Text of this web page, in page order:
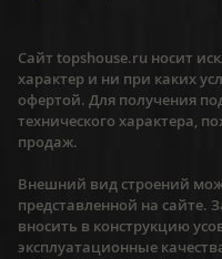
Сайт topshouse.ru носит
характер и ни при каких
офертой. Для получения
технического характера,
продаж.
Внешний вид строений
представленной на сайте.
вносить в конструкцию
эксплуатационные